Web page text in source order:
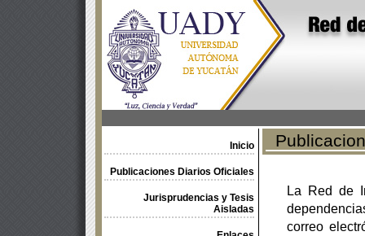
Inicio
Publicaciones Diarios Oficiales
Jurisprudencias y Tesis
Aisladas
La Red de
correo